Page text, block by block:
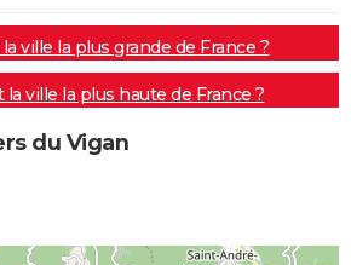
ville la plus grande de France ?
la ville la plus haute de France ?
du Vigan